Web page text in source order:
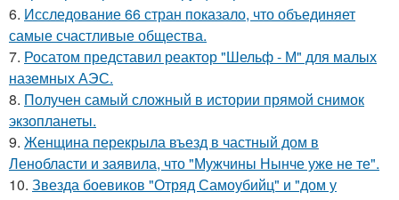
6. Исследование 66 стран показало, что объединяет
самые счастливые общества.
7. Росатом представил реактор "Шельф - М" для малых
наземных АЭС.
8. Получен самый сложный в истории прямой снимок
экзопланеты.
9. Женщина перекрыла въезд в частный дом в
Ленобласти и заявила, что "Мужчины Нынче уже не те".
10. Звезда боевиков "Отряд Самоубийц" и "дом у